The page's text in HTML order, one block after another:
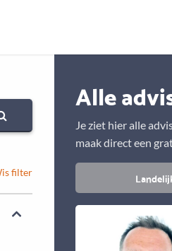
gecontroleerd
filter
Alle
Je ziet hier alle
maak direct een